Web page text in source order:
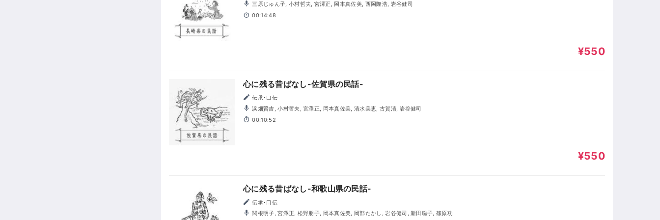
三原じゅん子, 小村哲夫, 宮澤正, 岡本真佐美, 西岡隆浩, 岩谷健司
00:14:48
¥550
心に残る昔ばなし-佐賀県の民話-
伝承･口伝
浜畑賢吉, 小村哲夫, 宮澤正, 岡本真佐美, 清水美恵, 古賀清, 岩谷健司
00:10:52
¥550
心に残る昔ばなし-和歌山県の民話-
伝承･口伝
関根明子, 宮澤正, 松野朋子, 岡本真佐美, 岡部たかし, 岩谷健司, 新田聡子, 篠原功